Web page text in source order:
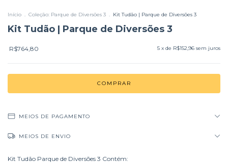
Início . Coleção: Parque de Diversões 3 . Kit Tudão | Parque de Diversões 3
Kit Tudão | Parque de Diversões 3
R$764,80 5 x de R$152,96 sem juros
MEIOS DE PAGAMENTO
MEIOS DE ENVIO
Kit Tudão Parque de Diversões 3 Contém: